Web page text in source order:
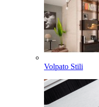
Volpato Stili